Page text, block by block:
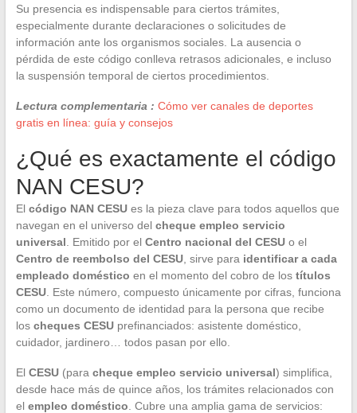
Su presencia es indispensable para ciertos trámites,
especialmente durante declaraciones o solicitudes de
información ante los organismos sociales. La ausencia o
pérdida de este código conlleva retrasos adicionales, e incluso
la suspensión temporal de ciertos procedimientos.
Lectura complementaria : Cómo ver canales de deportes
gratis en línea: guía y consejos
¿Qué es exactamente el código
NAN CESU?
El código NAN CESUes la pieza clave para todos aquellos que
navegan en el universo del cheque empleo servicio
universal . Emitido por el Centro nacional del CESUo el
Centro de reembolso del CESU, sirve para identificar a cada
empleado doméstico en el momento del cobro de los títulos
CESU. Este número, compuesto únicamente por cifras, funciona
como un documento de identidad para la persona que recibe
los cheques CESUprefinanciados: asistente doméstico,
cuidador, jardinero… todos pasan por ello.
El CESU(para cheque empleo servicio universal) simplifica,
desde hace más de quince años, los trámites relacionados con
el empleo doméstico . Cubre una amplia gama de servicios: